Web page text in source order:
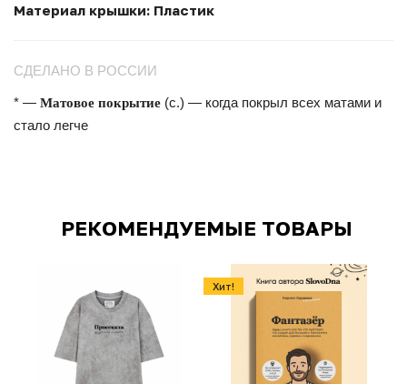
Материал крышки: Пластик
СДЕЛАНО В РОССИИ
* — Матовое покрытие (с.) — когда покрыл всех матами и
стало легче
РЕКОМЕНДУЕМЫЕ ТОВАРЫ
Хит!